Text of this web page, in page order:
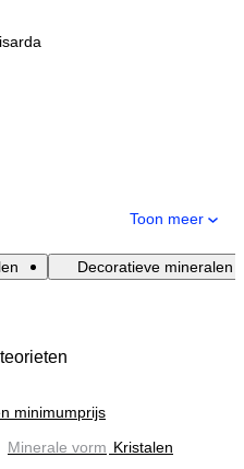
Toon meer
Decoratieve mineralen
minimumprijs
Minerale vorm Kristalen